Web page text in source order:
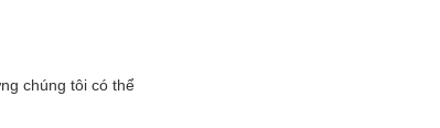
chúng tôi có thể